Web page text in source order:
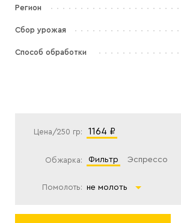
Регион
Сбор урожая
Способ обработки
Цена/250 гр: 1164 ₽
Обжарка: фильтр эспрессо
Помолоть: не молоть